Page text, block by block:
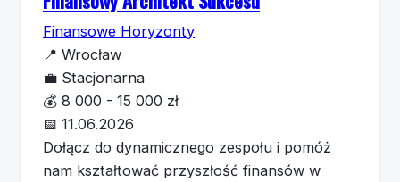
Finansowe Horyzonty
📍 Wrocław
💼 Stacjonarna
💰 8 000 - 15 000 zł
📅 11.06.2026
Dołącz do dynamicznego zespołu i pomóż
nam kształtować przyszłość finansów w